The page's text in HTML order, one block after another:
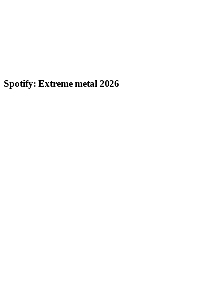
Spotify: Extreme metal 2026